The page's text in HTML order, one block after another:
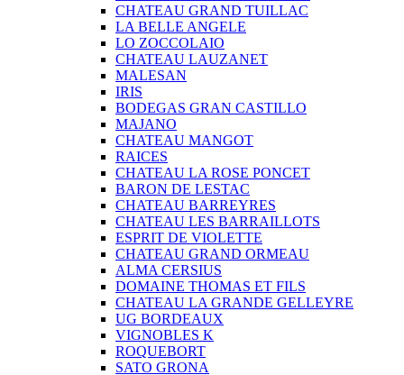
CHATEAU GRAND TUILLAC
LA BELLE ANGELE
LO ZOCCOLAIO
CHATEAU LAUZANET
MALESAN
IRIS
BODEGAS GRAN CASTILLO
MAJANO
CHATEAU MANGOT
RAICES
CHATEAU LA ROSE PONCET
BARON DE LESTAC
CHATEAU BARREYRES
CHATEAU LES BARRAILLOTS
ESPRIT DE VIOLETTE
CHATEAU GRAND ORMEAU
ALMA CERSIUS
DOMAINE THOMAS ET FILS
CHATEAU LA GRANDE GELLEYRE
UG BORDEAUX
VIGNOBLES K
ROQUEBORT
SATO GRONA